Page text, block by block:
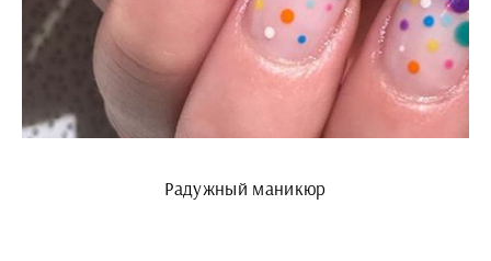
Радужный маникюр